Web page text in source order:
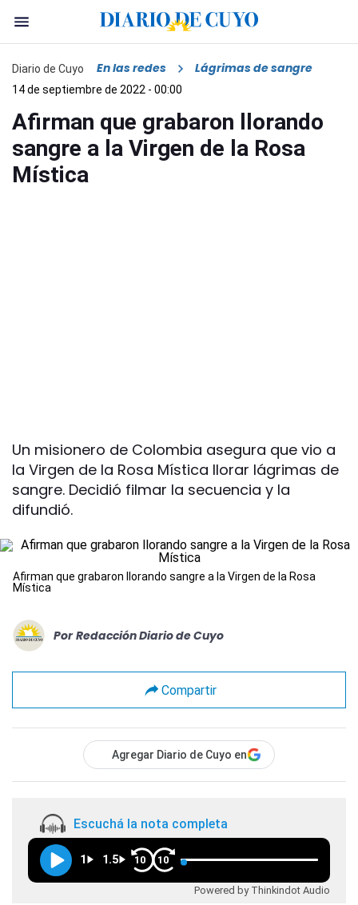
Diario de Cuyo En las redes Lágrimas de sangre
14 de septiembre de 2022 - 00:00
Afirman que grabaron llorando
sangre a la Virgen de la Rosa
Mística
Un misionero de Colombia asegura que vio a
la Virgen de la Rosa Mística llorar lágrimas de
sangre. Decidió filmar la secuencia y la
difundió.
Afirman que grabaron llorando sangre a la Virgen de la Rosa
Mística
Por Redacción Diario de Cuyo
Compartir
Agregar Diario de Cuyo en
Escuchá la nota completa
1 1.5 10 10
Powered by Thinkindot Audio